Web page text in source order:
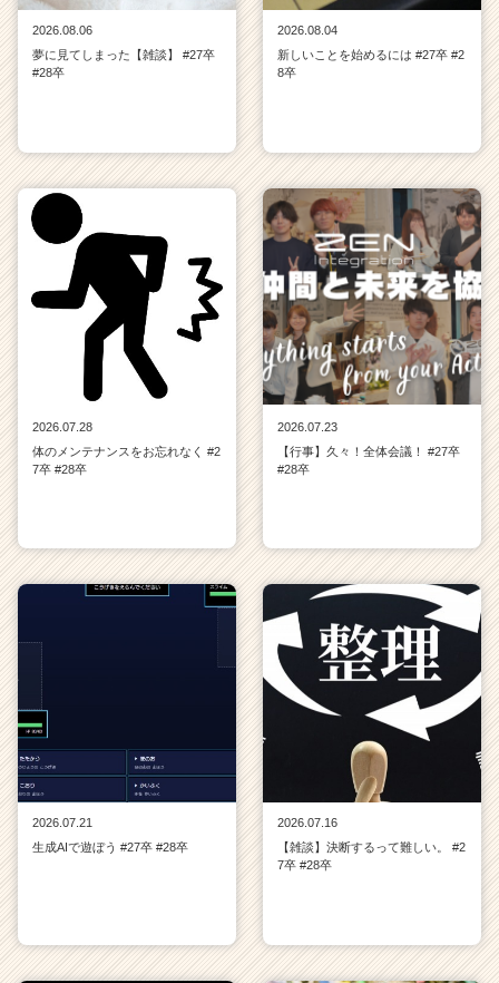
2026.08.06
夢に見てしまった【雑談】 #27卒
#28卒
2026.08.04
新しいことを始めるには #27卒 #2
8卒
2026.07.28
体のメンテナンスをお忘れなく #2
7卒 #28卒
2026.07.23
【行事】久々！全体会議！ #27卒
#28卒
2026.07.21
生成AIで遊ぼう #27卒 #28卒
2026.07.16
【雑談】決断するって難しい。 #2
7卒 #28卒